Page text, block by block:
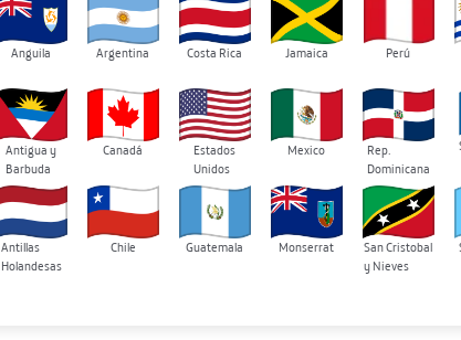
Anguila
Antigua y
Barbuda
Antillas
Holandesas
Argentina
Canadá
Chile
Costa Rica
Estados
Unidos
Guatemala
Jamaica
Mexico
Monserrat
Perú
Rep.
Dominicana
San Cristobal
y Nieves